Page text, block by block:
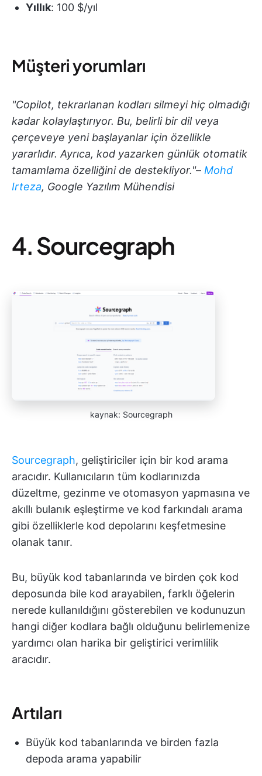
Yıllık: 100 $/yıl
Müşteri yorumları
"Copilot, tekrarlanan kodları silmeyi hiç olmadığı
kadar kolaylaştırıyor. Bu, belirli bir dil veya
çerçeveye yeni başlayanlar için özellikle
yararlıdır. Ayrıca, kod yazarken günlük otomatik
tamamlama özelliğini de destekliyor."– Mohd
Irteza, Google Yazılım Mühendisi
4. Sourcegraph
kaynak: Sourcegraph
Sourcegraph, geliştiriciler için bir kod arama
aracıdır. Kullanıcıların tüm kodlarınızda
düzeltme, gezinme ve otomasyon yapmasına ve
akıllı bulanık eşleştirme ve kod farkındalı arama
gibi özelliklerle kod depolarını keşfetmesine
olanak tanır.
Bu, büyük kod tabanlarında ve birden çok kod
deposunda bile kod arayabilen, farklı öğelerin
nerede kullanıldığını gösterebilen ve kodunuzun
hangi diğer kodlara bağlı olduğunu belirlemenize
yardımcı olan harika bir geliştirici verimlilik
aracıdır.
Artıları
Büyük kod tabanlarında ve birden fazla
depoda arama yapabilir